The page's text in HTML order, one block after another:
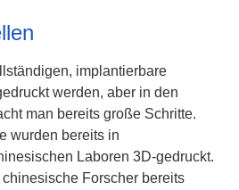
implantierbare
werden, aber in den
man bereits große Schritte.
wurden bereits in
Laboren 3D-gedruckt.
Forscher bereits